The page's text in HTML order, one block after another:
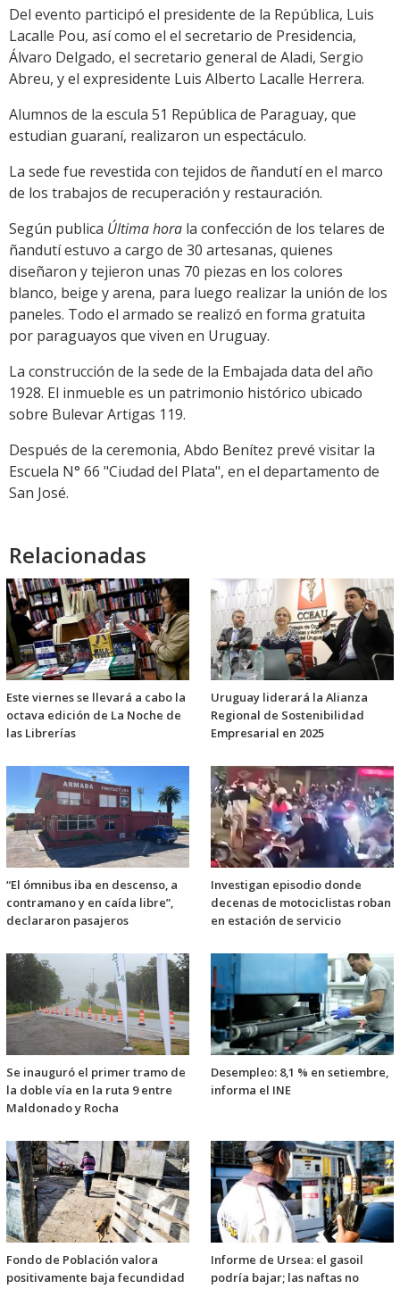
Del evento participó el presidente de la República, Luis
Lacalle Pou, así como el el secretario de Presidencia,
Álvaro Delgado, el secretario general de Aladi, Sergio
Abreu, y el expresidente Luis Alberto Lacalle Herrera.
Alumnos de la escula 51 República de Paraguay, que
estudian guaraní, realizaron un espectáculo.
La sede fue revestida con tejidos de ñandutí en el marco
de los trabajos de recuperación y restauración.
Según publica Última hora la confección de los telares de
ñandutí estuvo a cargo de 30 artesanas, quienes
diseñaron y tejieron unas 70 piezas en los colores
blanco, beige y arena, para luego realizar la unión de los
paneles. Todo el armado se realizó en forma gratuita
por paraguayos que viven en Uruguay.
La construcción de la sede de la Embajada data del año
1928. El inmueble es un patrimonio histórico ubicado
sobre Bulevar Artigas 119.
Después de la ceremonia, Abdo Benítez prevé visitar la
Escuela N° 66 "Ciudad del Plata", en el departamento de
San José.
Relacionadas
Este viernes se llevará a cabo la
octava edición de La Noche de
las Librerías
Uruguay liderará la Alianza
Regional de Sostenibilidad
Empresarial en 2025
“El ómnibus iba en descenso, a
contramano y en caída libre”,
declararon pasajeros
Investigan episodio donde
decenas de motociclistas roban
en estación de servicio
Se inauguró el primer tramo de
la doble vía en la ruta 9 entre
Maldonado y Rocha
Desempleo: 8,1 % en setiembre,
informa el INE
Fondo de Población valora
positivamente baja fecundidad
Informe de Ursea: el gasoil
podría bajar; las naftas no